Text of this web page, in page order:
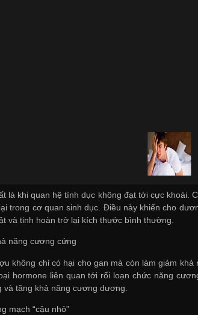
là khi quan hệ tình dục không đạt tới cực khoái.
trong cơ quan sinh dục. Điều này khiến cho
và tinh hoàn trở lại kích thước bình thường.
năng cương cứng
không chỉ có hại cho gan mà còn làm giảm
hormone liên quan tới rối loạn chức năng
và tăng khả năng cương dương.
mạch “cậu nhỏ”